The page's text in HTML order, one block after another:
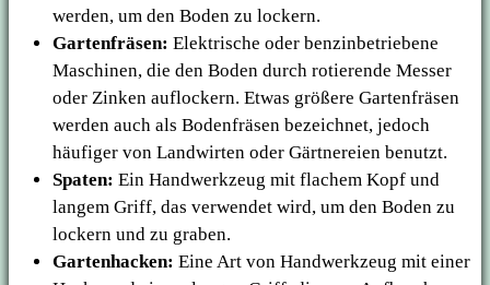
werden, um den Boden zu lockern.
Gartenfräsen: Elektrische oder benzinbetriebene
Maschinen, die den Boden durch rotierende Messer
oder Zinken auflockern. Etwas größere Gartenfräsen
werden auch als Bodenfräsen bezeichnet, jedoch
häufiger von Landwirten oder Gärtnereien benutzt.
Spaten: Ein Handwerkzeug mit flachem Kopf und
langem Griff, das verwendet wird, um den Boden zu
lockern und zu graben.
Gartenhacken: Eine Art von Handwerkzeug mit einer